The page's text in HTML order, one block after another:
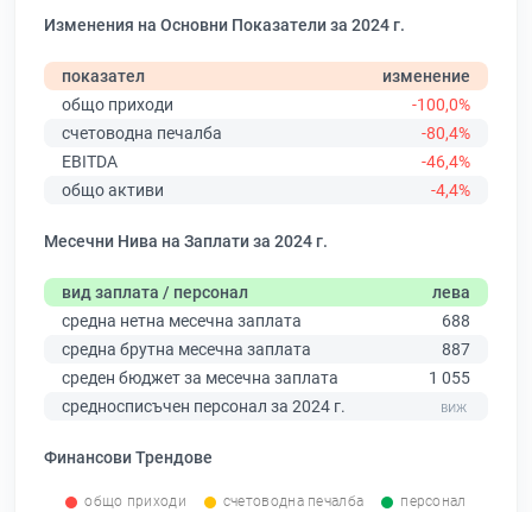
Изменения на Основни Показатели за 2024 г.
показател
изменение
общо приходи
-100,0%
счетоводна печалба
-80,4%
EBITDA
-46,4%
общо активи
-4,4%
Месечни Нива на Заплати за 2024 г.
вид заплата / персонал
лева
средна нетна месечна заплата
688
средна брутна месечна заплата
887
среден бюджет за месечна заплата
1 055
средносписъчен персонал за 2024 г.
Финансови Трендове
общо приходи счетоводна печалба персонал